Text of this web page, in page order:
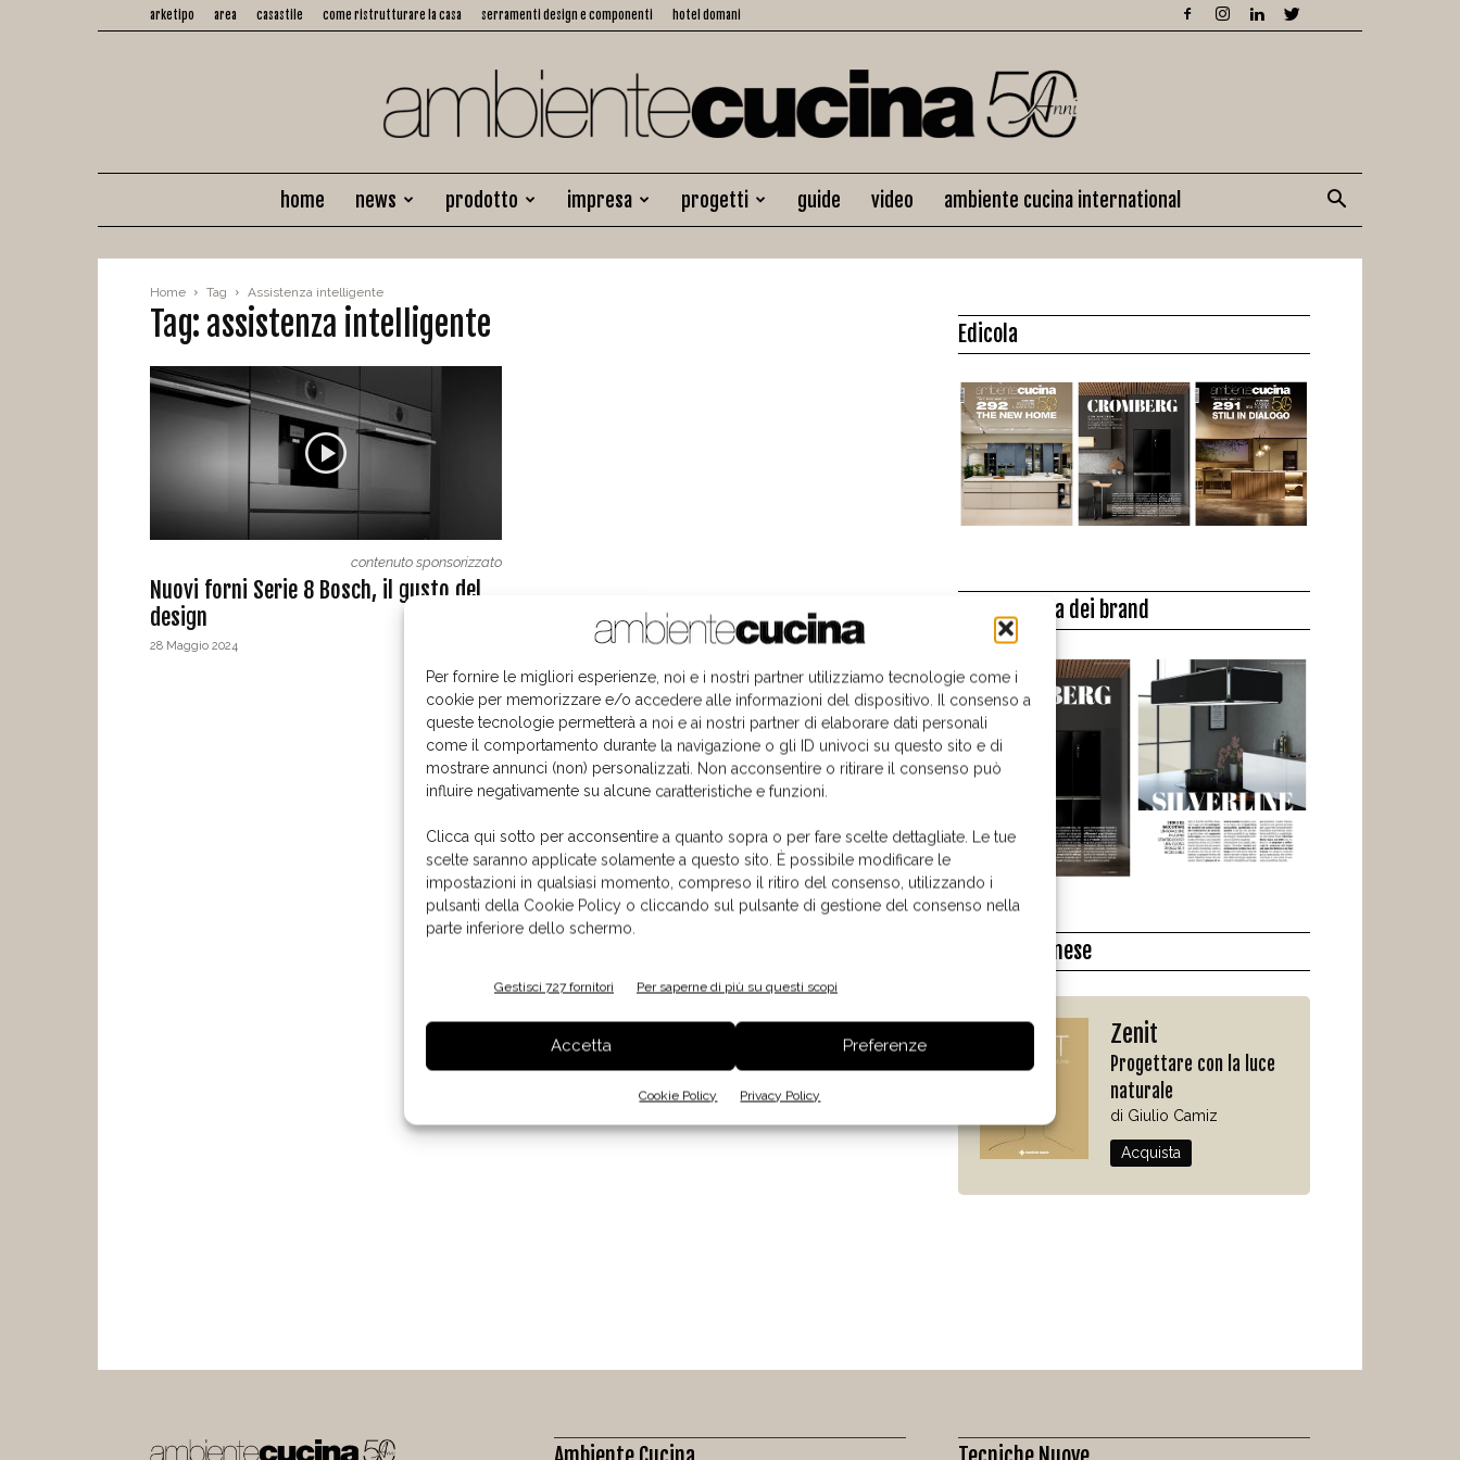
Per fornire le migliori esperienze, noi e i nostri partner utilizziamo tecnologie come i
cookie per memorizzare e/o accedere alle informazioni del dispositivo. Il consenso a
queste tecnologie permetterà a noi e ai nostri partner di elaborare dati personali
come il comportamento durante la navigazione o gli ID univoci su questo sito e di
mostrare annunci (non) personalizzati. Non acconsentire o ritirare il consenso può
influire negativamente su alcune caratteristiche e funzioni.
Clicca qui sotto per acconsentire a quanto sopra o per fare scelte dettagliate. Le tue
scelte saranno applicate solamente a questo sito. È possibile modificare le
impostazioni in qualsiasi momento, compreso il ritiro del consenso, utilizzando i
pulsanti della Cookie Policy o cliccando sul pulsante di gestione del consenso nella
parte inferiore dello schermo.
Gestisci 727 fornitori Per saperne di più su questi scopi
Accetta Preferenze
Cookie Policy Privacy Policy
arketipo area casastile come ristrutturare la casa serramenti design e componenti hotel domani
Ambiente
home news prodotto impresa progetti guide video ambiente cucina international
Home Tag Assistenza intelligente
Tag: assistenza intelligente
contenuto sponsorizzato
Nuovi forni Serie 8 Bosch, il gusto del
design
28 Maggio 2024
Edicola
La biblioteca dei brand
Il libro del mese
Zenit
Progettare con la luce
naturale
di Giulio Camiz
Acquista